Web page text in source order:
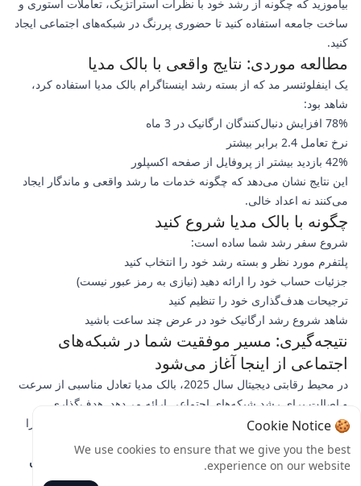
بیاموزید که چگونه از رشد خود با نظرات استراتژیک، تعاملات استوری و
ساخت جامعه استفاده کنید تا حضوری پررنگ در شبکه‌های اجتماعی ایجاد
کنید.
مطالعه موردی: نتایج واقعی با بالک مدیا
یک اینفلوئنسر مد که از بسته رشد اینستاگرام بالک مدیا استفاده کرد،
شاهد بود:
78% افزایش دنبال‌کنندگان ارگانیک در 3 ماه
نرخ تعامل 2.4 برابر بیشتر
42% بازدید بیشتر از پروفایل از صفحه اکسپلور
این نتایج نشان می‌دهد که چگونه خدمات ما رشد واقعی و ماندگار ایجاد
می‌کنند نه اعداد خالی.
چگونه با بالک مدیا شروع کنید
شروع سفر رشد شما ساده است:
پلتفرم مورد نظر و بسته رشد خود را انتخاب کنید
جزئیات حساب خود را ارائه دهید (نیازی به رمز عبور نیست)
ترجیحات هدف‌گذاری خود را تنظیم کنید
شاهد شروع رشد ارگانیک خود در عرض چند ساعت باشید
نتیجه‌گیری: مسیر موفقیت شما در شبکه‌های
اجتماعی از اینجا آغاز می‌شود
در محیط رقابتی دیجیتال سال 2025، بالک مدیا تعادل مناسبی از سرعت
و اصالت برای رشد شبکه‌های اجتماعی ارائه می‌دهد. هدف‌گذاری
پیشرفته، روش‌های تحویل ارگانیک و پشتیبانی جامع ما همه چیزهایی را
که برای ساخت حضوری پررونق آنلاین نیاز دارید فراهم می‌کند. آماده
تغییر عملکرد شبکه‌های اجتماعی خود هستید؟
امروز از بالک مدیا دیدن
تا بسته‌های رشد ما را بررسی کنید و نتایج واقعی را ببینید.
🍪 Cookie Notice
We use cookies to ensure that we give you the best
experience on our website.